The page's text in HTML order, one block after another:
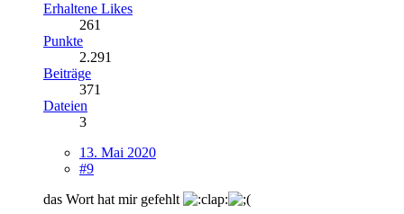
Erhaltene Likes
261
Punkte
2.291
Beiträge
371
Dateien
3
13. Mai 2020
#9
das Wort hat mir gefehlt